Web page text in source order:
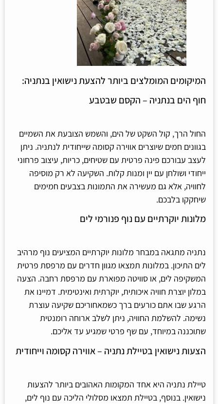
המיקומים המומלצים ביותר להצעת נישואין בנתניה:
חוף הים בנתניה – הקסם שבטבע
החול הרך, קול השקט של הים, והשמש הצובעת את השמיים
בגוונים חמים שיוצרים אווירה קסומה שייחודית לנתניה. ניתן
לעצב עבורכם פינה פרטית עם שטיחים, כריות, עיצוב פרחוני
ייחודי ושולחן עם יין ומנות קלות. השקיעה לא רק מוסיפה
לחוויה, אלא גם מעשירה את התמונות בצבעים חמימים
שיחקקו בלבכם.
מלונות יוקרתיים עם נוף פנורמי לים
נתניה מתגאה במבחר מלונות יוקרתיים המציעים נוף מרהיב
לים התיכון. במלונות תמצאו מגוון חדרים עם מרפסת פרטית
המשקיפה לים, או סוויטה מפוארת עם מרפסת רחבה. הצעה
במלון יוצרת חוויה איכותית, יוקרתית ואינטימית. דמיינו את
הרגע שבו אתם כורעים ברך כשמאחוריכם שקיעה עוצרת
נשימה. להשלמת החוויה, ניתן לשלב ארוחה רומנטית
שתוכננה במיוחד, עם שף פרטי שמגיע עד אליכם.
הצעות נישואין בטיילת נתניה – אווירה קסומה וייחודית
טיילת נתניה היא אחד המקומות האהובים ביותר להצעות
נישואין. בנוסף, בטיילת תמצאו מסלולי הליכה עם נוף לים,